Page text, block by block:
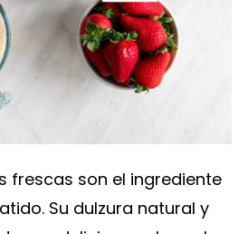
frescas son el ingrediente
Su dulzura natural y